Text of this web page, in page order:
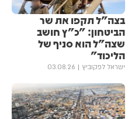
בצה"ל תקפו את שר
הביטחון: "כ"ץ חושב
שצה"ל הוא סניף של
הליכוד"
ישראל לפקוביץ 03.08.26